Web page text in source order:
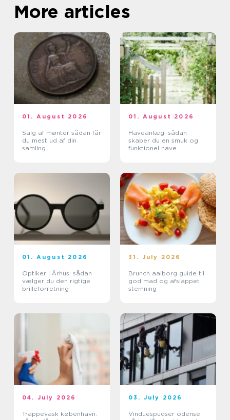
More articles
01. August 2026
Salg af mønter sådan får
du mest ud af din
samling
01. August 2026
Haveanlæg: sådan
skaber du en smuk og
funktionel have
01. August 2026
Optiker i Århus: sådan
vælger du den rigtige
brilleforretning
31. July 2026
Brunch aalborg guide til
god mad og afslappet
stemning
04. July 2026
Trappevask københavn:
03. July 2026
Vinduespudser odense